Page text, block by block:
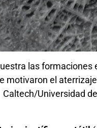
las
motivaron el
Caltech/Universidad